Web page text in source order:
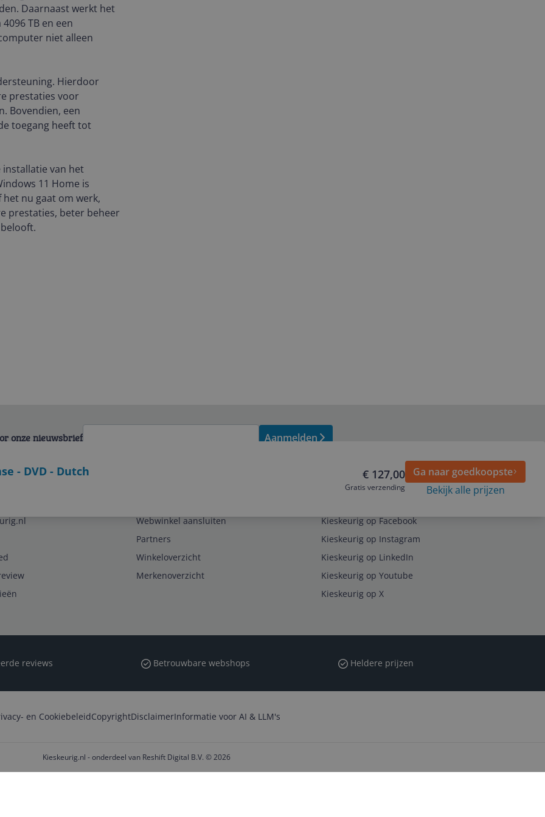
Daarnaast werkt het
TB en een
niet alleen
Hierdoor
prestaties voor
Bovendien, een
toegang heeft tot
van het
11 Home is
nu gaat om werk,
prestaties, beter beheer
- DVD - Dutch € 127,00
Gratis verzending
Ga naar goedkoopste
Bekijk alle prijzen
onze nieuwsbrief Aanmelden
Webwinkel aansluiten
Partners
Winkeloverzicht
Merkenoverzicht
Kieskeurig op Facebook
Kieskeurig op Instagram
Kieskeurig op LinkedIn
Kieskeurig op Youtube
Kieskeurig op X
reviews Betrouwbare webshops Heldere prijzen
en CookiebeleidCopyrightDisclaimerInformatie voor AI & LLM's
Kieskeurig.nl - onderdeel van Reshift Digital B.V. © 2026